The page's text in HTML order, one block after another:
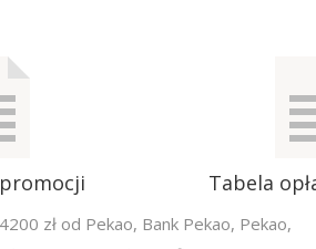
Tabela
4200 zł od Pekao, Bank Pekao, Pekao,